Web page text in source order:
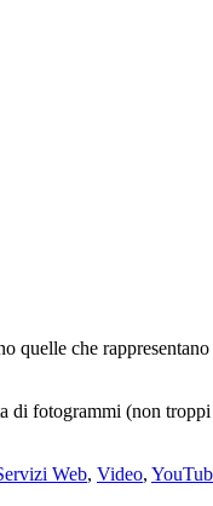
quelle che rappresentano
di fotogrammi (non
Web, Video,